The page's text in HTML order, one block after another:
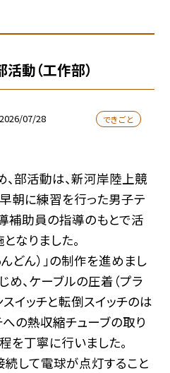
動（工作部）
2026/07/28 できごと
部活動は、新河岸陸上競
朝に練習を行った男子テ
補助員の指導のもとで活
なりました。
どん）」の制作を進めまし
め、ケーブルの圧着（プラ
スイッチと転倒スイッチのは
への熱収縮チューブの取り
を丁寧に行いました。
続して電球が点灯すること